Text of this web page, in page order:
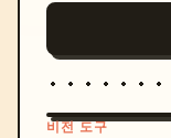
비전 도구